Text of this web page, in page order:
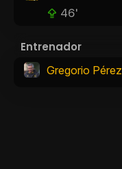
46'
Entrenador
Gregorio Pérez